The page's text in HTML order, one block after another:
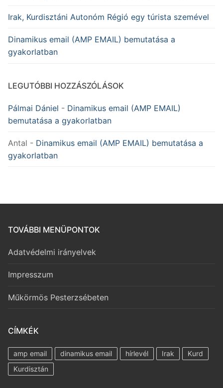
Irak, Kurdisztáni Autonóm Régió egy túrista szemével
Dinamikus email (AMP EMAIL) bemutatása a
gyakorlatban
LEGUTÓBBI HOZZÁSZÓLÁSOK
Pálmai Dániel - Dinamikus email (AMP EMAIL)
bemutatása a gyakorlatban
Antal - Dinamikus email (AMP EMAIL) bemutatása a
gyakorlatban
TOVÁBBI MENÜPONTOK
Adatvédelmi irányelvek
Impresszum
Műkörmös Pesterzsébeten
CÍMKÉK
amp email dinamikus email hírlevél Irak
Kurd
Kurdisztán